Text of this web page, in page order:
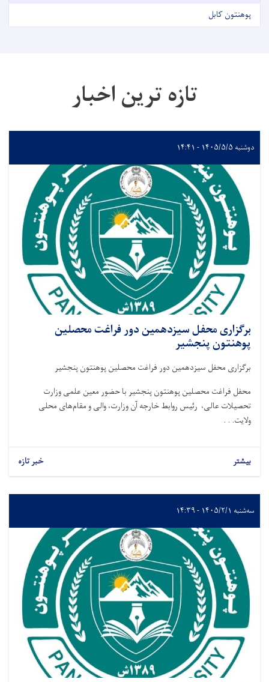
پوهنتون کابل
تازه ترین اخبار
دوشنبه ۱۴۰۵/۵/۵ - ۱۴:۴۱
برگزاری محفل سیزدهمین دور فراغت محصلین
پوهنتون پنجشیر
برگزاری محفل سیزدهمین دور فراغت محصلین پوهنتون پنجشیر
محفل فراغت محصلین پوهنتون پنجشیر با حضور معین علمی وزارت
تحصیلات عالی، رئیس روابط خارجه آن وزارت، والی و مقام‌های محلی
ولایت. . .
بیشتر خبر تازه
سه‌شنبه ۱۴۰۵/۲/۱ - ۱۴:۳۹